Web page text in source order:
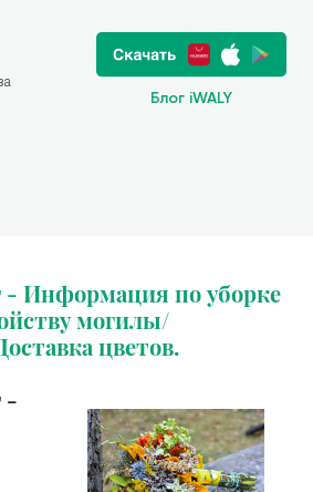
Блог iWALY
- Информация по уборке
могилы/
цветов.
-